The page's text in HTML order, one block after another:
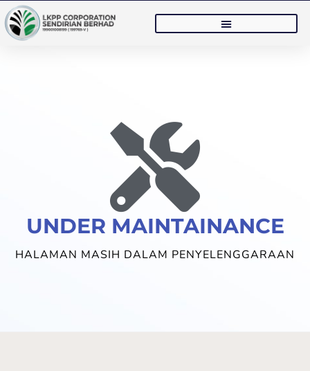
UNDER MAINTAINANCE
HALAMAN MASIH DALAM PENYELENGGARAAN